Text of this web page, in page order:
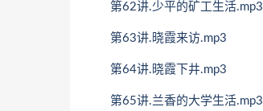
第62讲.少平的矿工生活.mp3
第63讲.晓霞来访.mp3
第64讲.晓霞下井.mp3
第65讲.兰香的大学生活.mp3